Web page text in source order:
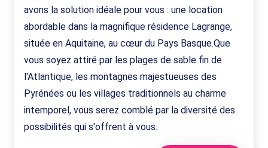
avons la solution idéale pour vous : une location
abordable dans la magnifique résidence Lagrange,
située en Aquitaine, au cœur du Pays Basque.Que
vous soyez attiré par les plages de sable fin de
l'Atlantique, les montagnes majestueuses des
Pyrénées ou les villages traditionnels au charme
intemporel, vous serez comblé par la diversité des
possibilités qui s'offrent à vous.